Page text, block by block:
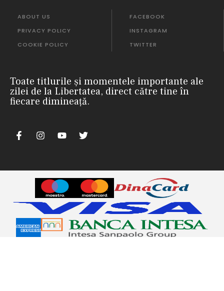
ABOUT US
PRIVACY POLICY
COOKIE POLICY
FACEBOOK
INSTAGRAM
TWITTER
Toate titlurile și momentele importante ale
zilei de la Libertatea, direct către tine în
fiecare dimineață.